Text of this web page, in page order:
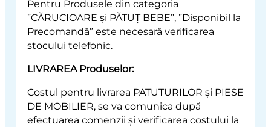
Pentru Produsele din categoria
”CĂRUCIOARE și PĂTUȚ BEBE”, ”Disponibil la
Precomandă” este necesară verificarea
stocului telefonic.
LIVRAREA Produselor:
Costul pentru livrarea PATUTURILOR și PIESE
DE MOBILIER, se va comunica după
efectuarea comenzii și verificarea costului la